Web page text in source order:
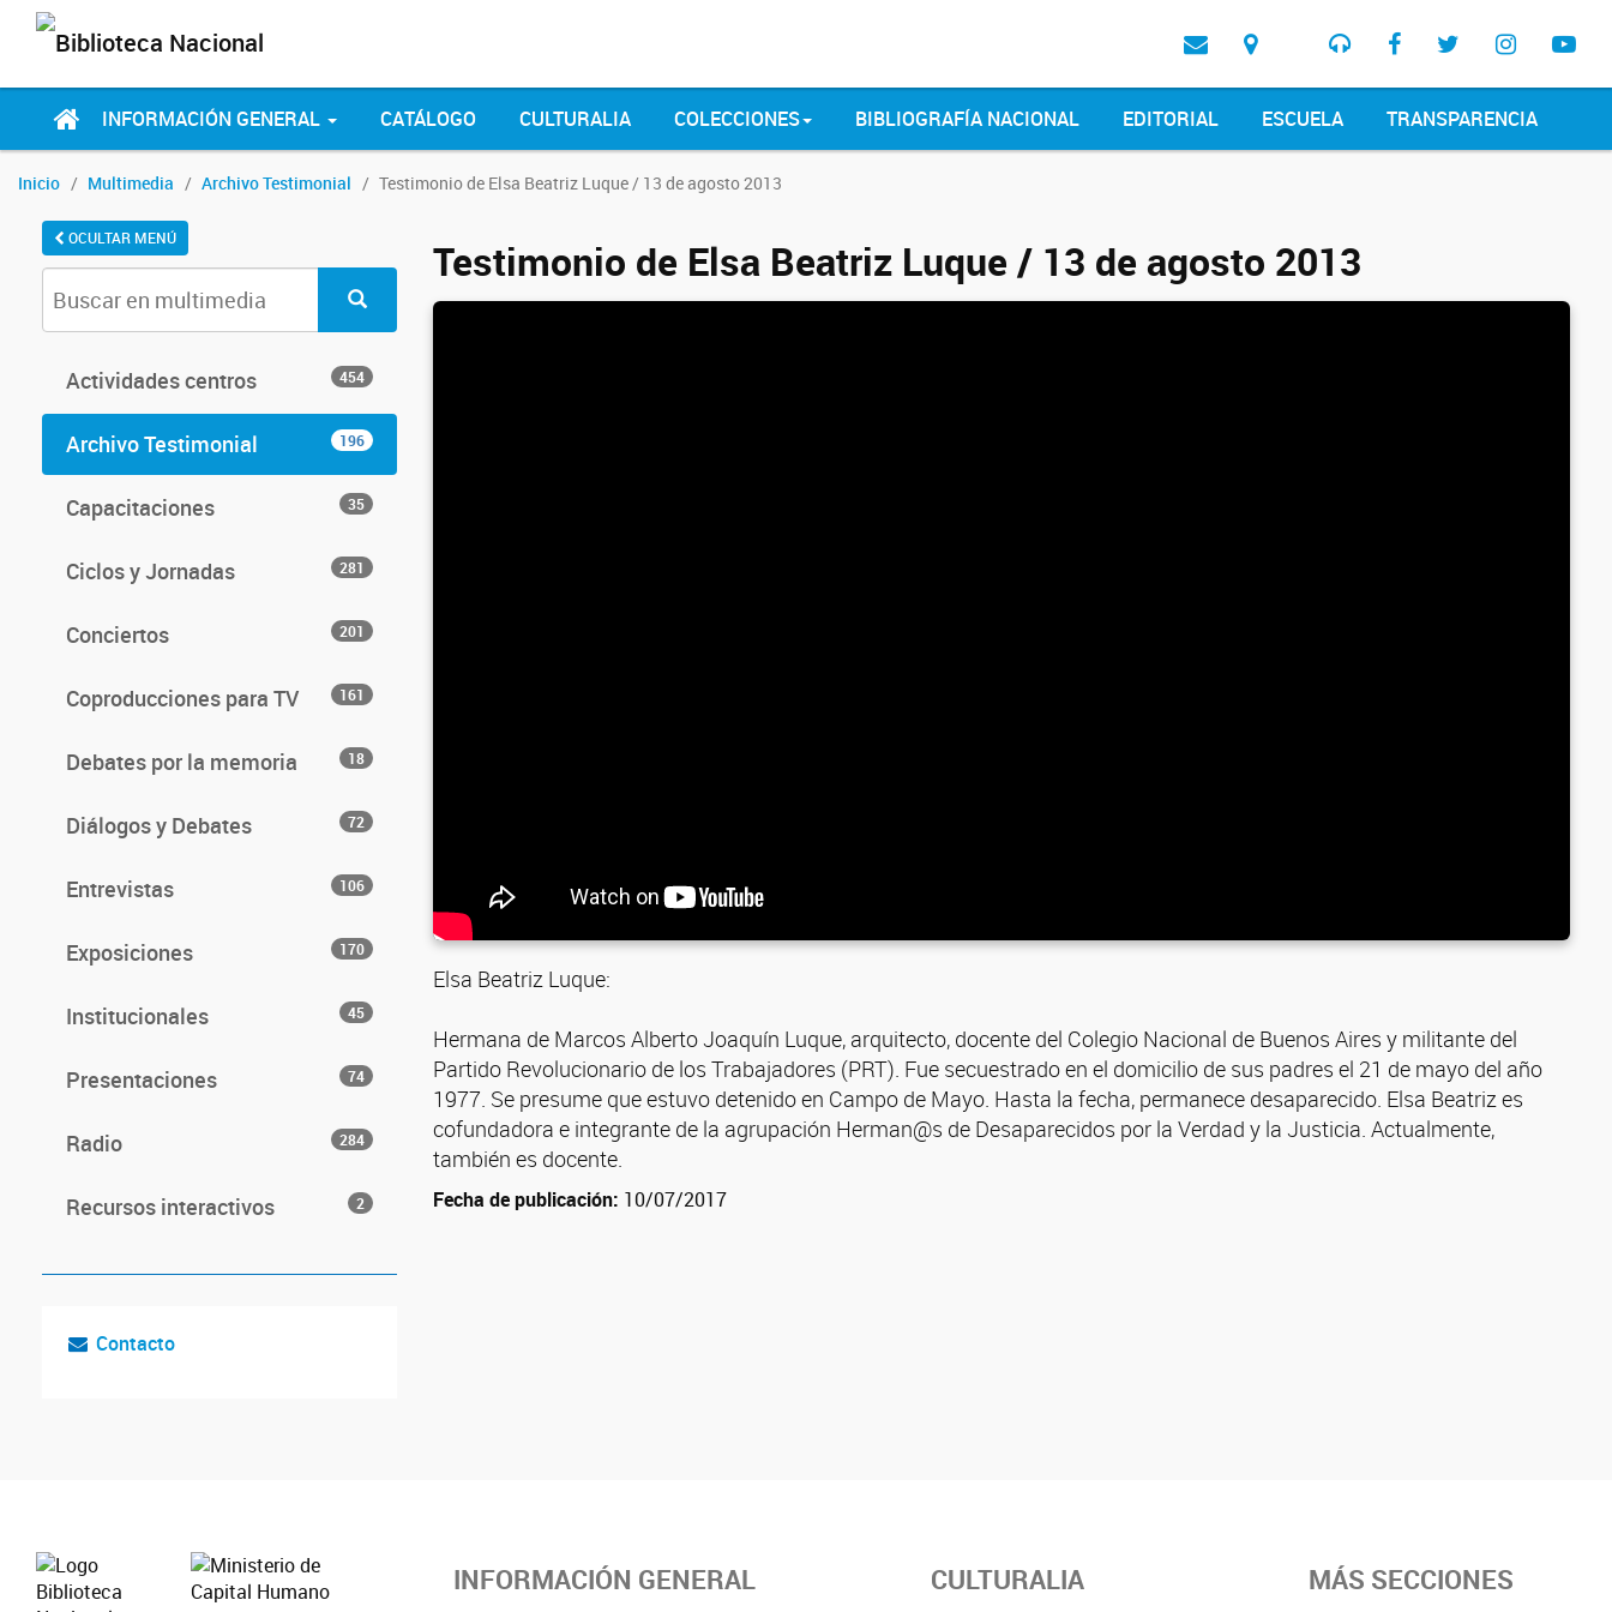
INFORMACIÓN GENERAL CATÁLOGO CULTURALIA COLECCIONES BIBLIOGRAFÍA NACIONAL EDITORIAL ESCUELA TRANSPARENCIA
Inicio Multimedia Archivo Testimonial Testimonio de Elsa Beatriz Luque / 13 de agosto 2013
OCULTAR MENÚ
Actividades centros 454
Archivo Testimonial 196
Capacitaciones 35
Ciclos y Jornadas 281
Conciertos 201
Coproducciones para TV 161
Debates por la memoria 18
Diálogos y Debates 72
Entrevistas 106
Exposiciones 170
Institucionales 45
Presentaciones 74
Radio 284
Recursos interactivos 2
Contacto
Testimonio de Elsa Beatriz Luque / 13 de agosto 2013
Elsa Beatriz Luque:
Hermana de Marcos Alberto Joaquín Luque, arquitecto, docente del Colegio Nacional de Buenos Aires y militante del
Partido Revolucionario de los Trabajadores (PRT). Fue secuestrado en el domicilio de sus padres el 21 de mayo del año
1977. Se presume que estuvo detenido en Campo de Mayo. Hasta la fecha, permanece desaparecido. Elsa Beatriz es
cofundadora e integrante de la agrupación Herman@s de Desaparecidos por la Verdad y la Justicia. Actualmente,
también es docente.
Fecha de publicación: 10/07/2017
INFORMACIÓN GENERAL CULTURALIA MÁS SECCIONES